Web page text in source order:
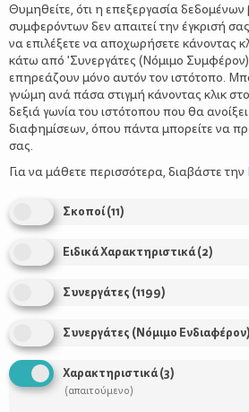
Δημοκρατική συμπεριφορά
αυτοεκτίμηση
Χρήσιμοι
Θυμηθείτε, ότι η επεξεργασία δεδομένων
συμφερόντων δεν απαιτεί την έγκρισή
να επιλέξετε να αποχωρήσετε κάνοντας
κάτω από 'Συνεργάτες (Νόμιμο
επηρεάζουν μόνο αυτόν τον ιστότοπο.
γνώμη ανά πάσα στιγμή κάνοντας κλικ
δεξιά γωνία του ιστότοπου που θα
διαφημίσεων, όπου πάντα μπορείτε να
σας.
Για να μάθετε περισσότερα, διαβάστε την
Σκοποί(11)
Ειδικά Χαρακτηριστικά(2)
Συνεργάτες (1199)
Συνεργάτες (Νόμιμο Ενδιαφέρον)
Χαρακτηριστικά(3)
(απαιτούμενο)